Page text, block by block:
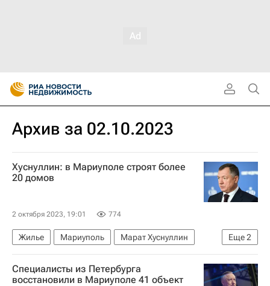
Архив за 02.10.2023
Хуснуллин: в Мариуполе строят более
20 домов
2 октября 2023, 19:01 774
Еще2
Жилье Мариуполь
Марат Хуснуллин
Карен Оганесян
Единый заказчик в сфере строительства
Специалисты из Петербурга
восстановили в Мариуполе 41 объект